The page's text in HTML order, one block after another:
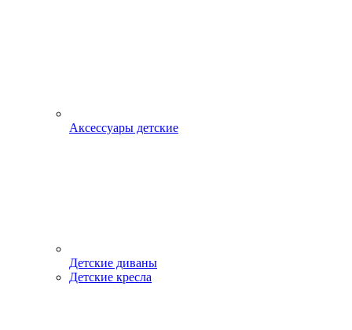
Аксессуары детские
Детские диваны
Детские кресла